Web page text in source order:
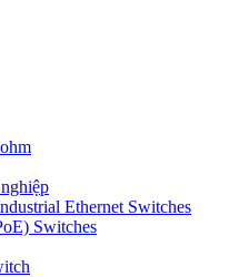
Ethernet Switches
Switches